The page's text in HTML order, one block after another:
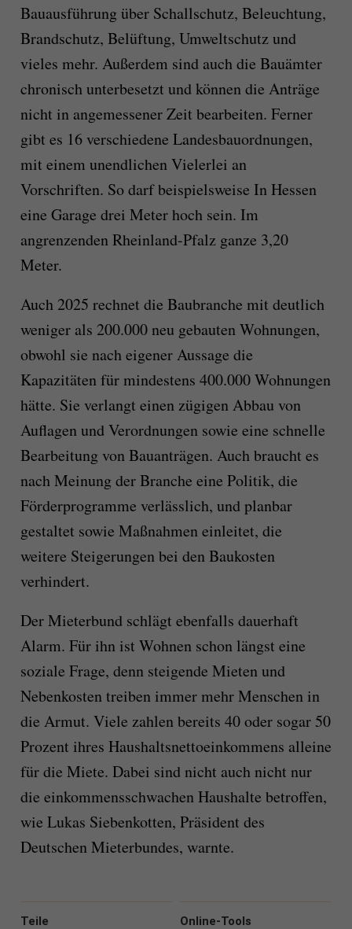
Bauausführung über Schallschutz, Beleuchtung,
Brandschutz, Belüftung, Umweltschutz und
vieles mehr. Außerdem sind auch die Bauämter
chronisch unterbesetzt und können die Anträge
nicht in angemessener Zeit bearbeiten. Ferner
gibt es 16 verschiedene Landesbauordnungen,
mit einem unendlichen Vielerlei an
Vorschriften. So darf beispielsweise In Hessen
eine Garage drei Meter hoch sein. Im
angrenzenden Rheinland-Pfalz ganze 3,20
Meter.
Auch 2025 rechnet die Baubranche mit deutlich
weniger als 200.000 neu gebauten Wohnungen,
obwohl sie nach eigener Aussage die
Kapazitäten für mindestens 400.000 Wohnungen
hätte. Sie verlangt einen zügigen Abbau von
Auflagen und Verordnungen sowie eine schnelle
Bearbeitung von Bauanträgen. Auch braucht es
nach Meinung der Branche eine Politik, die
Förderprogramme verlässlich, und planbar
gestaltet sowie Maßnahmen einleitet, die
weitere Steigerungen bei den Baukosten
verhindert.
Der Mieterbund schlägt ebenfalls dauerhaft
Alarm. Für ihn ist Wohnen schon längst eine
soziale Frage, denn steigende Mieten und
Nebenkosten treiben immer mehr Menschen in
die Armut. Viele zahlen bereits 40 oder sogar 50
Prozent ihres Haushaltsnettoeinkommens alleine
für die Miete. Dabei sind nicht auch nicht nur
die einkommensschwachen Haushalte betroffen,
wie Lukas Siebenkotten, Präsident des
Deutschen Mieterbundes, warnte.
Online-Tools
Teile